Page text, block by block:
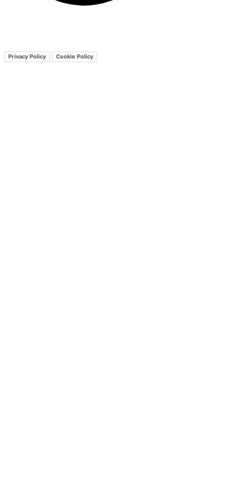
Privacy Policy Cookie Policy